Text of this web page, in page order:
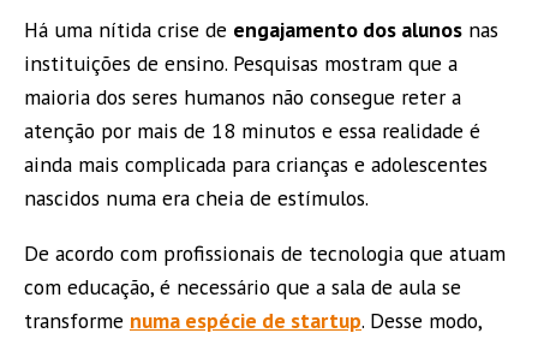
Há uma nítida crise de engajamento dos alunos nas
instituições de ensino. Pesquisas mostram que a
maioria dos seres humanos não consegue reter a
atenção por mais de 18 minutos e essa realidade é
ainda mais complicada para crianças e adolescentes
nascidos numa era cheia de estímulos.
De acordo com profissionais de tecnologia que atuam
com educação, é necessário que a sala de aula se
transforme numa espécie de startup. Desse modo,